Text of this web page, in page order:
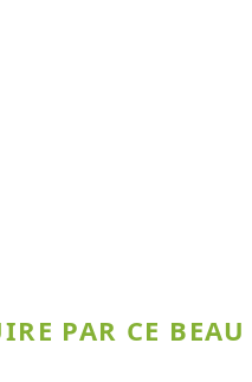
PAR CE